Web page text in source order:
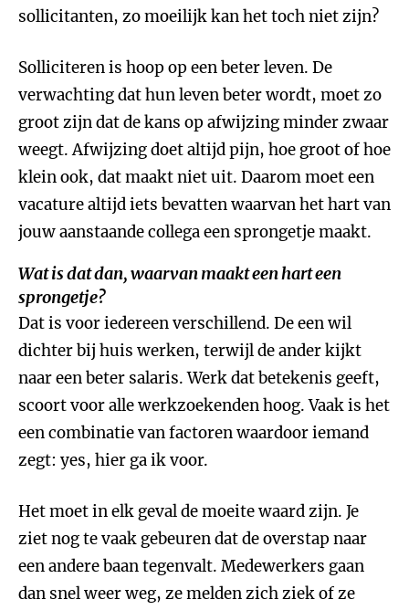
sollicitanten, zo moeilijk kan het toch niet zijn?
Solliciteren is hoop op een beter leven. De
verwachting dat hun leven beter wordt, moet zo
groot zijn dat de kans op afwijzing minder zwaar
weegt. Afwijzing doet altijd pijn, hoe groot of hoe
klein ook, dat maakt niet uit. Daarom moet een
vacature altijd iets bevatten waarvan het hart van
jouw aanstaande collega een sprongetje maakt.
Wat is dat dan, waarvan maakt een hart een
sprongetje?
Dat is voor iedereen verschillend. De een wil
dichter bij huis werken, terwijl de ander kijkt
naar een beter salaris. Werk dat betekenis geeft,
scoort voor alle werkzoekenden hoog. Vaak is het
een combinatie van factoren waardoor iemand
zegt: yes, hier ga ik voor.
Het moet in elk geval de moeite waard zijn. Je
ziet nog te vaak gebeuren dat de overstap naar
een andere baan tegenvalt. Medewerkers gaan
dan snel weer weg, ze melden zich ziek of ze